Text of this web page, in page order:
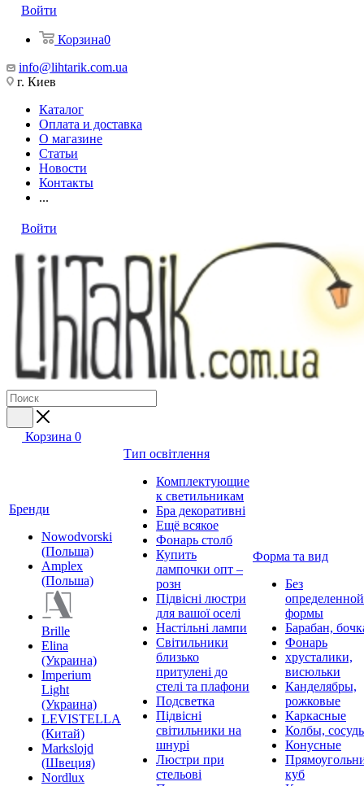
Войти
Корзина0
info@lihtarik.com.ua
г. Киев
Каталог
Оплата и доставка
О магазине
Статьи
Новости
Контакты
...
Войти
Корзина 0
Бренди
Nowodvorski
(Польша)
Amplex
(Польша)
Brille
Elina
(Украина)
Imperium
Light
(Украина)
LEVISTELLA
(Китай)
Markslojd
(Швеция)
Nordlux
Тип освітлення
Комплектующие
к светильникам
Бра декоративні
Ещё всякое
Фонарь столб
Купить
лампочки опт –
розн
Підвісні люстри
для вашої оселі
Настільні лампи
Світильники
близько
притулені до
стелі та плафони
Подсветка
Підвісні
світильники на
шнурі
Люстри при
стельові
Форма та вид
Без
определенной
формы
Барабан,
Фонарь
хрусталики,
висюльки
Канделябры,
рожковые
Каркасные
Колбы,
Конусные
куб